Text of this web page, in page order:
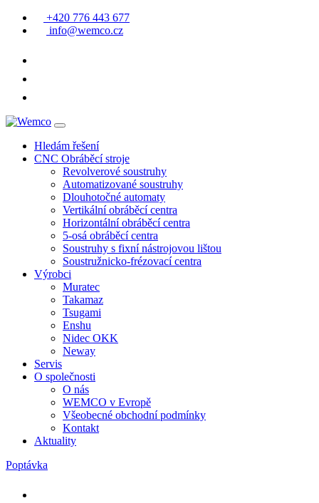
+420 776 443 677
info@wemco.cz
Hledám řešení
CNC Obráběcí stroje
Revolverové soustruhy
Automatizované soustruhy
Dlouhotočné automaty
Vertikální obráběcí centra
Horizontální obráběcí centra
5-osá obráběcí centra
Soustruhy s fixní nástrojovou lištou
Soustružnicko-frézovací centra
Výrobci
Muratec
Takamaz
Tsugami
Enshu
Nidec OKK
Neway
Servis
O společnosti
O nás
WEMCO v Evropě
Všeobecné obchodní podmínky
Kontakt
Aktuality
Poptávka